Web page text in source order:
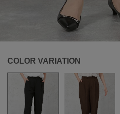
COLOR VARIATION